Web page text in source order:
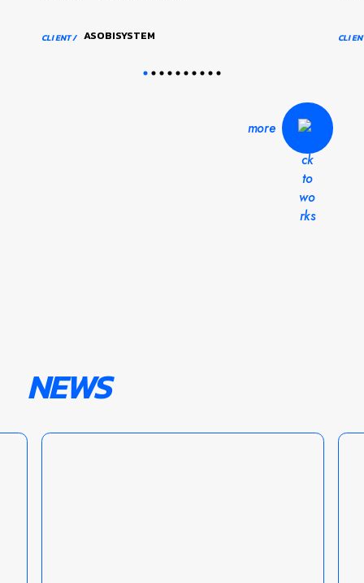
CLI ENT / ASOBISYSTEM CLI
more
NEWS